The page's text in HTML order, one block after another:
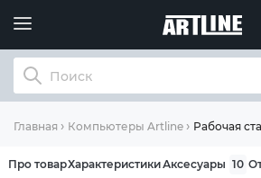
Главная Компьютеры Artline Рабочая
Про товарХарактеристикиАксесуары 10